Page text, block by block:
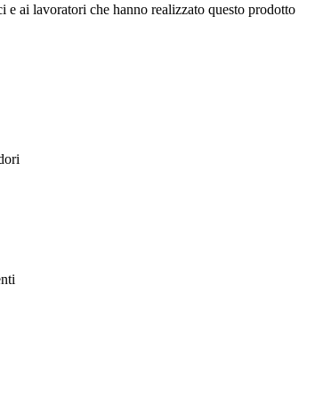
e ai lavoratori che hanno realizzato questo prodotto